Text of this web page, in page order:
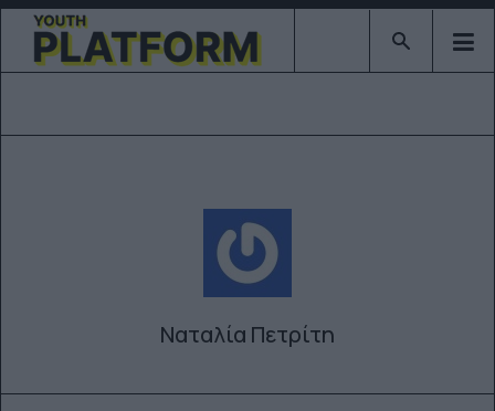
Type 2 or
Ναταλία Πετρίτη